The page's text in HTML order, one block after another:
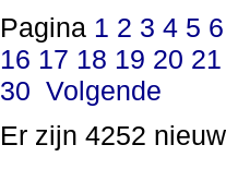
Pagina 1 2 3 4 5 6
16 17 18 19 20 21
30 Volgende
Er zijn 4252